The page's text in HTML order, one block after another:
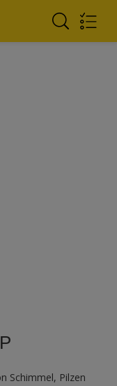
Schimmel, Pilzen